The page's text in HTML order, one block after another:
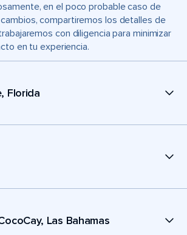
en el poco probable caso de
compartiremos los detalles de
con diligencia para minimizar
en tu experiencia.
Florida
Las Bahamas